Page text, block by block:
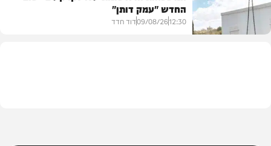
חדשות
החדש "עמק דותן"
12:30
09/08/26דוד חדד